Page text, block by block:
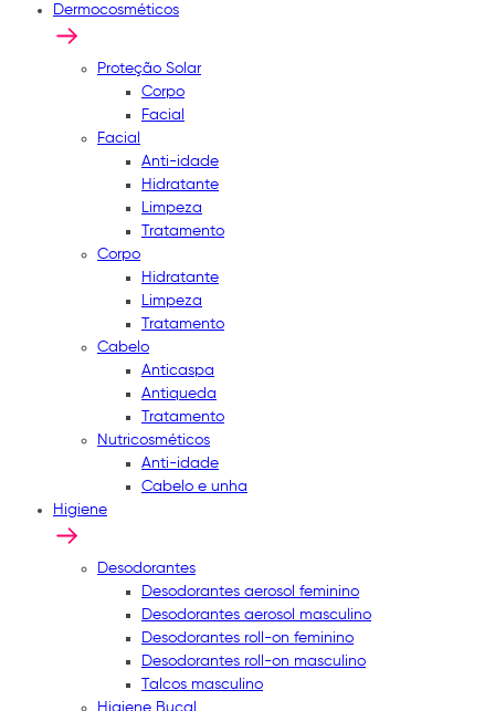
Dermocosméticos
Proteção Solar
Corpo
Facial
Facial
Anti-idade
Hidratante
Limpeza
Tratamento
Corpo
Hidratante
Limpeza
Tratamento
Cabelo
Anticaspa
Antiqueda
Tratamento
Nutricosméticos
Anti-idade
Cabelo e unha
Higiene
Desodorantes
Desodorantes aerosol feminino
Desodorantes aerosol masculino
Desodorantes roll-on feminino
Desodorantes roll-on masculino
Talcos masculino
Higiene Bucal